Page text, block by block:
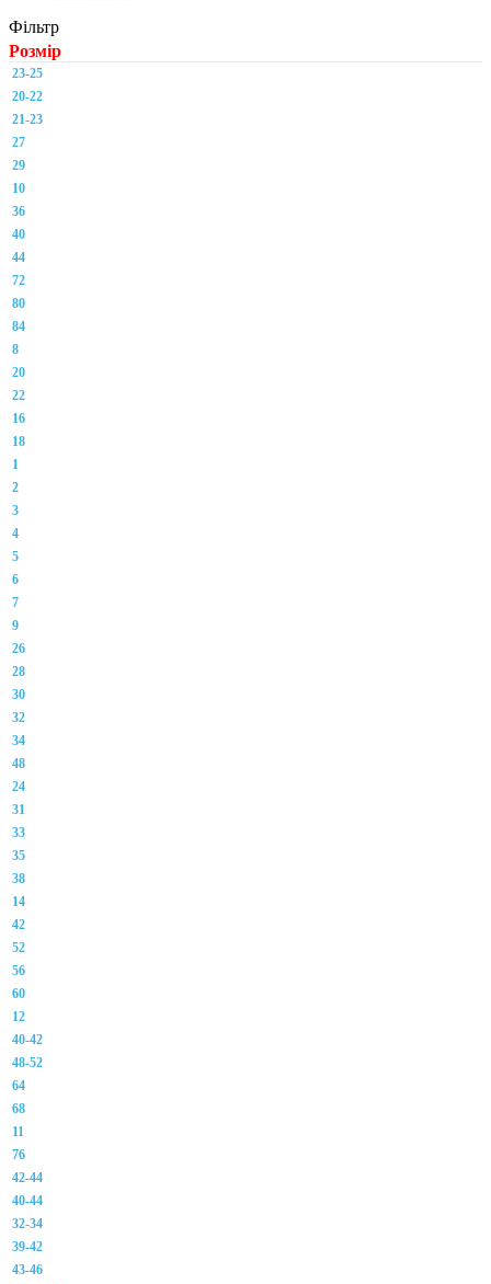
Фільтр
Розмір
23-25
20-22
21-23
27
29
10
36
40
44
72
80
84
8
20
22
16
18
1
2
3
4
5
6
7
9
26
28
30
32
34
48
24
31
33
35
38
14
42
52
56
60
12
40-42
48-52
64
68
11
76
42-44
40-44
32-34
39-42
43-46